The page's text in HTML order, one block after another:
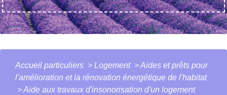
Accueil particuliers > Logement >Aides et prêts pour
l'amélioration et la rénovation énergétique de l'habitat
>Aide aux travaux d'insonorisation d'un logement